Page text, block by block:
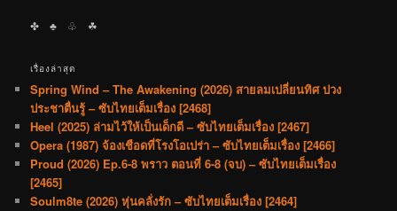
✤ ♣︎ ♧ ☘︎
เรื่องล่าสุด
Spring Wind – The Awakening (2026) สายลมเปลี่ยนทิศ ปวง
ประชาตื่นรู้ – ซับไทยเต็มเรื่อง [2468]
Heel (2025) ล่ามไว้ให้เป็นเด็กดี – ซับไทยเต็มเรื่อง [2467]
Opera (1987) จ้องเชือดที่โรงโอเปร่า – ซับไทยเต็มเรื่อง [2466]
Proud (2026) Ep.6-8 พราว ตอนที่ 6-8 (จบ) – ซับไทยเต็มเรื่อง
[2465]
Soulm8te (2026) หุ่นคลั่งรัก – ซับไทยเต็มเรื่อง [2464]